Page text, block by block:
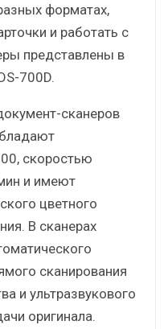
форматах,
и работать с
представлены в
700D.
сканеров
скоростью
и имеют
цветного
В сканерах
сканирования
и ультразвукового
оригинала.